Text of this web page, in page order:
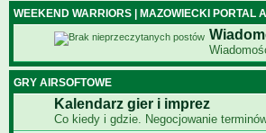
WEEKEND WARRIORS | MAZOWIECKI PORTAL
GRY AIRSOFTOWE
Kalendarz gier i imprez
Co kiedy i gdzie. Negocjowanie